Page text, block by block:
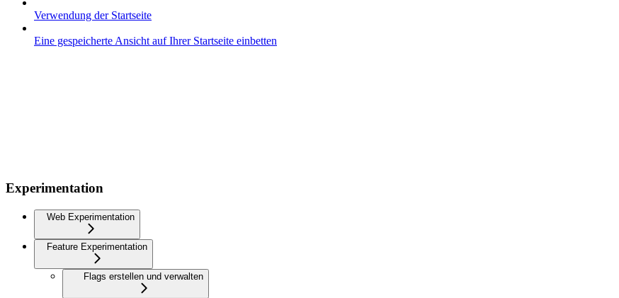
Verwendung der Startseite
Eine gespeicherte Ansicht auf Ihrer Startseite einbetten
Experimentation
Web Experimentation
Feature Experimentation
Flags erstellen und verwalten